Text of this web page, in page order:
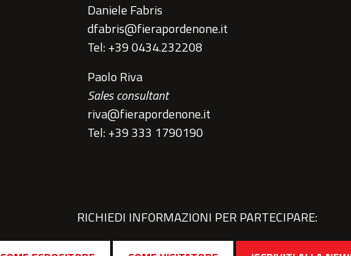
Daniele Fabris
dfabris@fierapordenone.it
Tel: +39 0434.232208
Paolo Riva
Sales consultant
riva@fierapordenone.it
Tel: +39 333 1790190
RICHIEDI INFORMAZIONI PER PARTECIPARE: